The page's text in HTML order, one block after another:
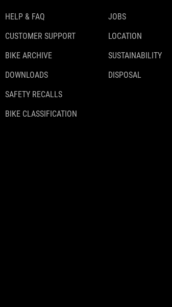
HELP & FAQ
CUSTOMER SUPPORT
BIKE ARCHIVE
DOWNLOADS
SAFETY RECALLS
BIKE CLASSIFICATION
JOBS
LOCATION
SUSTAINABILITY
DISPOSAL